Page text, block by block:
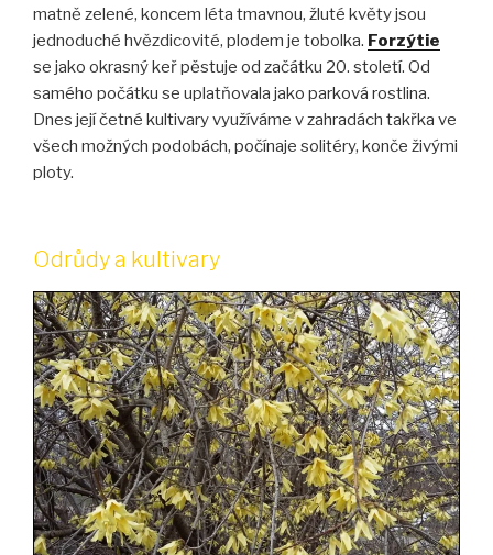
matně zelené, koncem léta tmavnou, žluté květy jsou
jednoduché hvězdicovité, plodem je tobolka. Forzýtie
se jako okrasný keř pěstuje od začátku 20. století. Od
samého počátku se uplatňovala jako parková rostlina.
Dnes její četné kultivary využíváme v zahradách takřka ve
všech možných podobách, počínaje solitéry, konče živými
ploty.
Odrůdy a kultivary